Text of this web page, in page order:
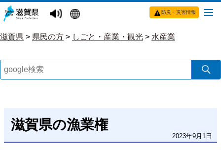
防災・災害情報
滋賀県 > 県民の方 > しごと・産業・観光 > 水産業
滋賀県の漁業権
2023年9月1日